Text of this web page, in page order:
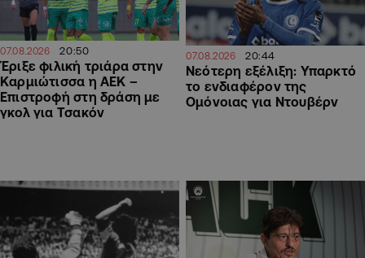
07.08.2026 20:50
Έριξε φιλική τριάρα στην
Καρμιώτισσα η ΑΕΚ –
Επιστροφή στη δράση με
γκολ για Τσακόν
07.08.2026 20:44
Νεότερη εξέλιξη: Υπαρκτό
το ενδιαφέρον της
Ομόνοιας για Ντουβέρν